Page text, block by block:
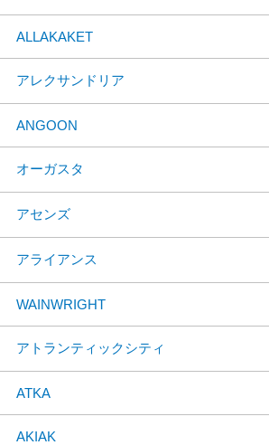
ALLAKAKET
アレクサンドリア
ANGOON
オーガスタ
アセンズ
アライアンス
WAINWRIGHT
アトランティックシティ
ATKA
AKIAK